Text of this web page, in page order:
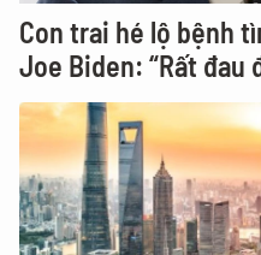
Con trai hé lộ bệnh
Joe Biden: “Rất đau